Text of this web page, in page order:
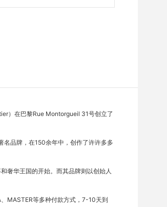
）在巴黎Rue Montorgueil 31号创立了
名品牌，在150余年中，创作了许许多多
奢华王国的开始。而其品牌则以创始人
MASTER等多种付款方式，7-10天到